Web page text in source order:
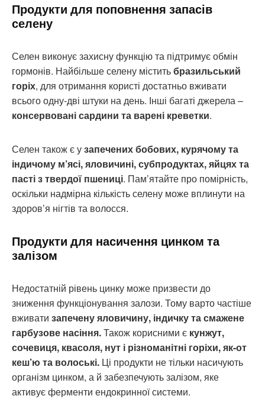
Продукти для поповнення запасів
селену
Селен виконує захисну функцію та підтримує обмін
гормонів. Найбільше селену міститьбразильський
горіх, для отримання користі достатньо вживати
всього одну-дві штуки на день. Інші багаті джерела –
консервовані сардини та варені креветки.
Селен також є узапечених бобових, курячому та
індичому м’ясі, яловичині, субпродуктах, яйцях та
пасті з твердої пшениці. Пам’ятайте про помірність,
оскільки надмірна кількість селену може вплинути на
здоров’я нігтів та волосся.
Продукти для насичення цинком та
залізом
Недостатній рівень цинку може призвести до
зниження функціонування залози. Тому варто частіше
вживати запечену яловичину, індичку та смажене
гарбузове насіння.Також корисними є кунжут,
сочевиця, квасоля, нут і різноманітні горіхи, як-от
кеш’ю та волоські. Ці продукти не тільки насичують
організм цинком, а й забезпечують залізом, яке
активує ферменти ендокринної системи.